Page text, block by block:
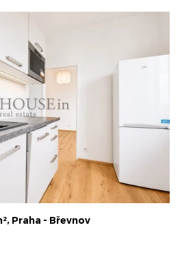
Praha - Břevnov